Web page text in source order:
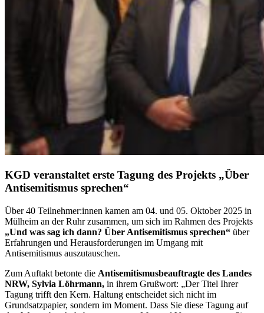
KGD veranstaltet erste Tagung des Projekts „Über
Antisemitismus sprechen“
Über 40 Teilnehmer:innen kamen am 04. und 05. Oktober 2025 in
Mülheim an der Ruhr zusammen, um sich im Rahmen des Projekts
„Und was sag ich dann? Über Antisemitismus sprechen“ über
Erfahrungen und Herausforderungen im Umgang mit
Antisemitismus auszutauschen.
Zum Auftakt betonte die Antisemitismusbeauftragte des Landes
NRW, Sylvia Löhrmann, in ihrem Grußwort: „Der Titel Ihrer
Tagung trifft den Kern. Haltung entscheidet sich nicht im
Grundsatzpapier, sondern im Moment. Dass Sie diese Tagung auf